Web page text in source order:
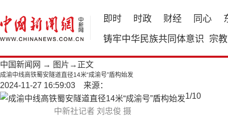
即时 时政 财经 同心
铸牢中华民族共同体意识 宗教
中国新闻网 → 图片 →正文
成渝中线高铁蜀安隧道直径14米“成渝号”盾构始发
2024-11-27 16:59:03 来源：
中新社记者 刘忠俊 摄
1/10